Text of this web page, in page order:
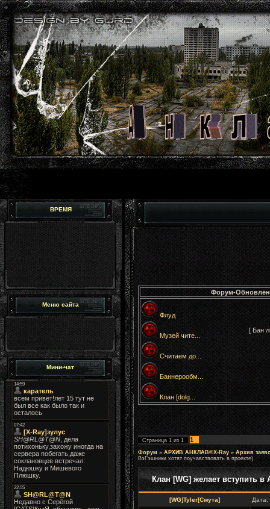
ВРЕМЯ
Меню сайта
Мини-чат
Форум-
Флуд
Музей чите...
[ Бан
Считаем до...
Баннерообм...
Клан [dolg...
Страница 1 из 1 1
Форум » АРХИВ АНКЛАВ©X-Ray » Архив
ВэГэшники хотят поучавствовать в проекте)
Клан [WG] желает вступить в
[WG]Tyler[Смута]